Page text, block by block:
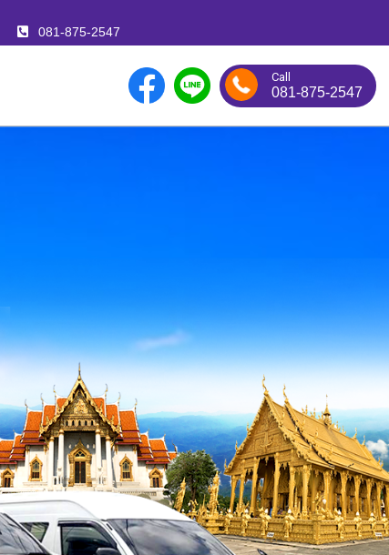
081-875-2547
Call
081-875-2547